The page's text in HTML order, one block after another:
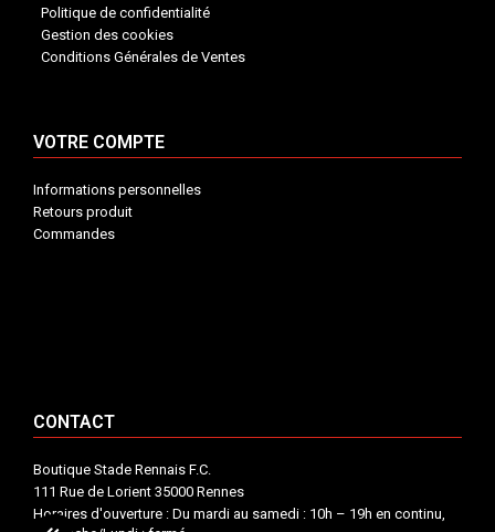
Politique de confidentialité
Gestion des cookies
Conditions Générales de Ventes
VOTRE COMPTE
Informations personnelles
Retours produit
Commandes
CONTACT
Boutique Stade Rennais F.C.
111 Rue de Lorient 35000 Rennes
Horaires d'ouverture : Du mardi au samedi : 10h – 19h en continu,